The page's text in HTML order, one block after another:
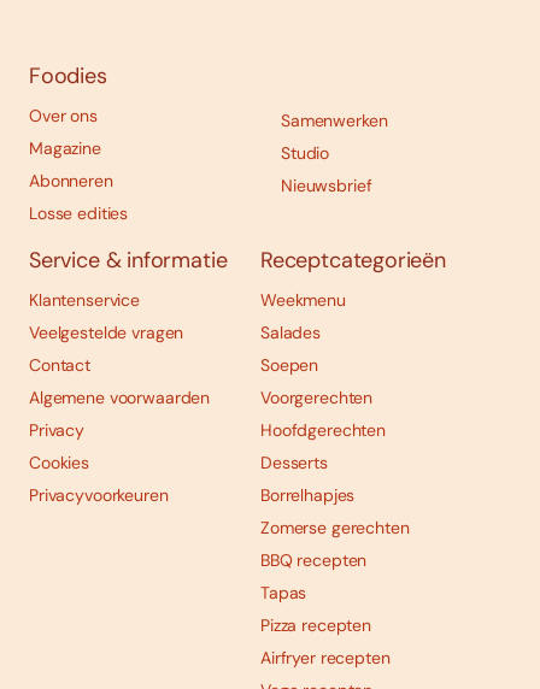
Foodies
Over ons
Magazine
Abonneren
Losse edities
Samenwerken
Studio
Nieuwsbrief
Service & informatie
Klantenservice
Veelgestelde vragen
Contact
Algemene voorwaarden
Privacy
Cookies
Privacyvoorkeuren
Receptcategorieën
Weekmenu
Salades
Soepen
Voorgerechten
Hoofdgerechten
Desserts
Borrelhapjes
Zomerse gerechten
BBQ recepten
Tapas
Pizza recepten
Airfryer recepten